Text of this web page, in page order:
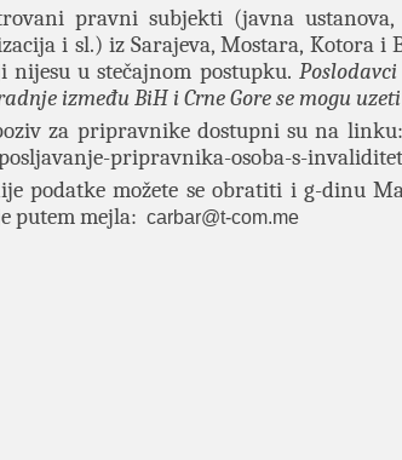
pravni subjekti (javna
i sl.) iz Sarajeva, Mostara, Kotora i
nijesu u stečajnom postupku.
između BiH i Crne Gore se mogu
za pripravnike dostupni su na linku:
pripravnika-osoba-s-
podatke možete se obratiti i g-dinu
putem mejla: carbar@t-com.me